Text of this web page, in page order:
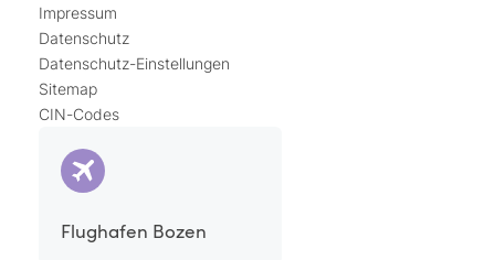
Impressum
Datenschutz
Datenschutz-Einstellungen
Sitemap
CIN-Codes
Flughafen Bozen